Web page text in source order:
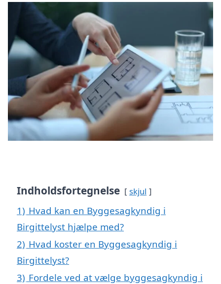
Indholdsfortegnelse skjul
1) Hvad kan en Byggesagkyndig i
Birgittelyst hjælpe med?
2) Hvad koster en Byggesagkyndig i
Birgittelyst?
3) Fordele ved at vælge byggesagkyndig i